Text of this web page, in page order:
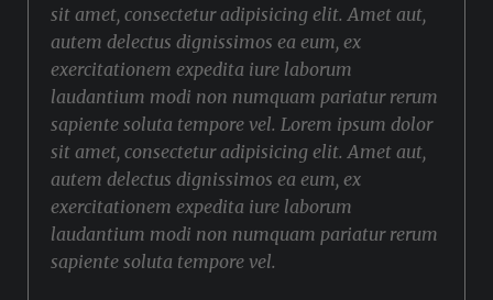
sit amet, consectetur adipisicing elit. Amet aut,
autem delectus dignissimos ea eum, ex
exercitationem expedita iure laborum
laudantium modi non numquam pariatur rerum
sapiente soluta tempore vel. Lorem ipsum dolor
sit amet, consectetur adipisicing elit. Amet aut,
autem delectus dignissimos ea eum, ex
exercitationem expedita iure laborum
laudantium modi non numquam pariatur rerum
sapiente soluta tempore vel.